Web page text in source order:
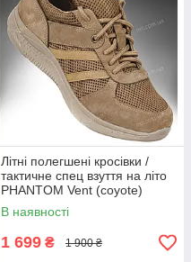
Літні полегшені кросівки /
тактичне спец взуття на літо
PHANTOM Vent (coyote)
В наявності
1 699 ₴ 1 900 ₴